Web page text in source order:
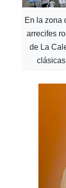
En la zona
arrecifes
de La